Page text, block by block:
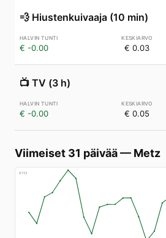
💨 Hiustenkuivaaja (10 min)
€ -0.00 € 0.03
📺 TV (3 h)
€ -0.00 € 0.05
Viimeiset 31 päivää— Metz
€153